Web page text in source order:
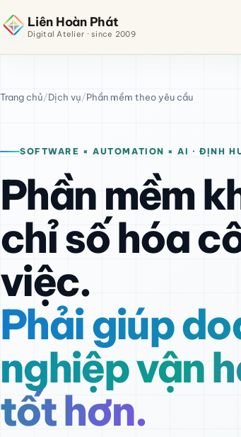
Liên Hoàn Phát
Digital Atelier · since 2009
Trang chủ/Dịch vụ/Phần mềm theo yêu cầu
SOFTWARE × AUTOMATION × AI · ĐỊNH
Phần mềm
chỉ số hóa
việc.
Phải giúp
nghiệp vận
tốt hơn.